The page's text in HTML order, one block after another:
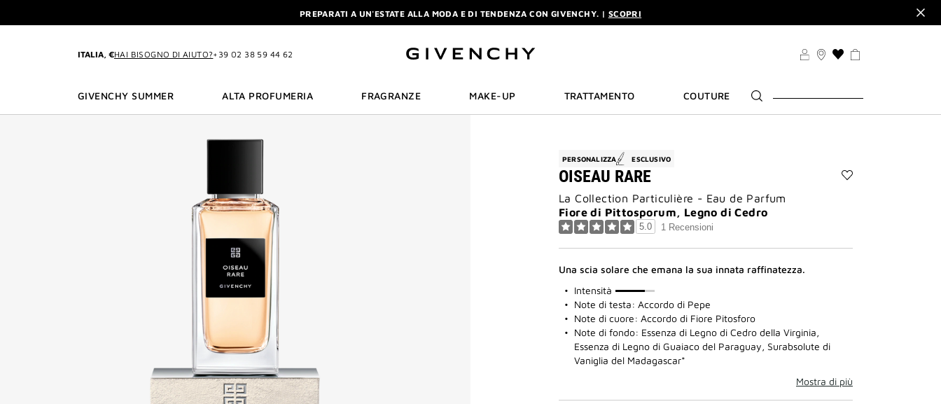
PREPARATI A UN'ESTATE ALLA MODA E DI TENDENZA CON GIVENCHY. | SCOPRI
INTERDIT: RICEVI UNA MINIATURA CON OGNI ACQUISTO DI UN PROFUMO L'INTERDIT DA 80 ML. |CODICE: INTERDIT
INTERDIT: RICEVI UNA MINIATURA CON OGNI ACQUISTO DI UN PROFUMO L'INTERDIT DA 80 ML. |
ITALIA, €HAI BISOGNO DI AIUTO?+39 02 38 59 44 62
LISTA
GIVENCHY SUMMER ALTA PROFUMERIA FRAGRANZE MAKE-UP TRATTAMENTO COUTURE
PERSONALIZZA ESCLUSIVO
OISEAU RARE
La Collection Particulière - Eau de Parfum
Fiore di Pittosporum, Legno di Cedro
dei
5.0 1 Recensioni
Una scia solare che emana la sua innata raffinatezza.
Intensità
75%
Note di testa: Accordo di Pepe
Note di cuore: Accordo di Fiore Pitosforo
Note di fondo: Essenza di Legno di Cedro della Virginia,
Essenza di Legno di Guaiaco del Paraguay, Surabsolute di
Vaniglia del Madagascar*
Mostra di più